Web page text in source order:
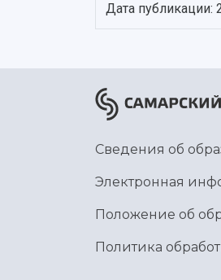
Дата публикации:
Сведения об
Электронная
Положение об
Политика